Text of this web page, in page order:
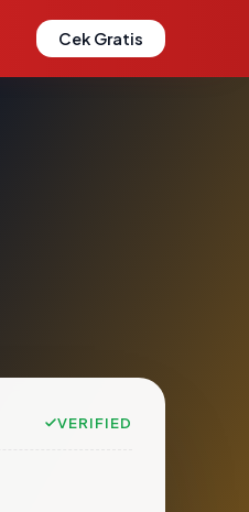
Cek Gratis
VERIFIED